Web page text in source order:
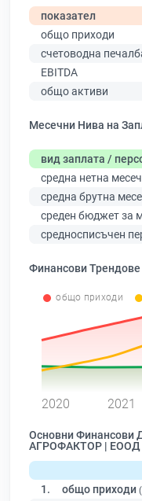
показател
общо приходи
счетоводна
EBITDA
общо активи
Месечни Нива на
вид заплата /
средна нетна
средна брутна
среден бюджет за
средносписъчен
Финансови Трендове
общо приходи
2020 2021
Основни Финансови
АГРОФАКТОР | ЕООД
1. общо приходи